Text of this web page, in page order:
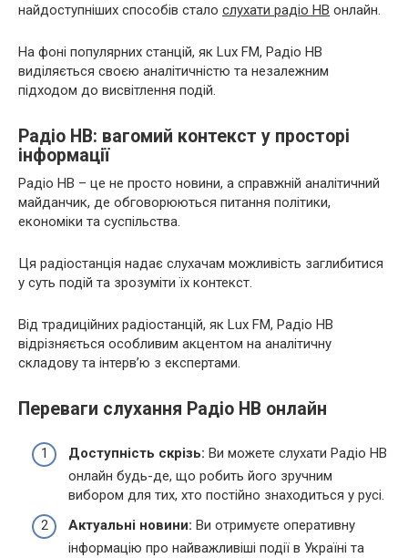
найдоступніших способів стало слухати радіо НВ онлайн.
На фоні популярних станцій, як Lux FM, Радіо НВ
виділяється своєю аналітичністю та незалежним
підходом до висвітлення подій.
Радіо НВ: вагомий контекст у просторі
інформації
Радіо НВ – це не просто новини, а справжній аналітичний
майданчик, де обговорюються питання політики,
економіки та суспільства.
Ця радіостанція надає слухачам можливість заглибитися
у суть подій та зрозуміти їх контекст.
Від традиційних радіостанцій, як Lux FM, Радіо НВ
відрізняється особливим акцентом на аналітичну
складову та інтерв’ю з експертами.
Переваги слухання Радіо НВ онлайн
Доступність скрізь: Ви можете слухати Радіо НВ
онлайн будь-де, що робить його зручним
вибором для тих, хто постійно знаходиться у русі.
Актуальні новини: Ви отримуєте оперативну
інформацію про найважливіші події в Україні та